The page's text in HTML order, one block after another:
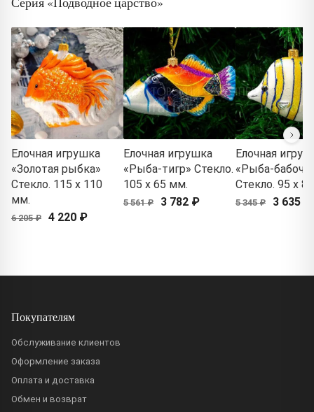
Елочная игрушка
«Золотая рыбка»
Стекло. 115 x 110
мм.
6 205 ₽ 4 220 ₽
Елочная игрушка
«Рыба-тигр» Стекло.
105 x 65 мм.
5 561 ₽ 3 782 ₽
Елочная
«Рыба-
Стекло. 95 x
5 345 ₽ 3 635 ₽
Покупателям
Обслуживание клиентов
Оформление заказа
Оплата и доставка
Обмен и возврат